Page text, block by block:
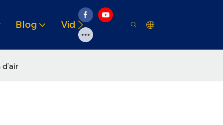
Blog Vidéo Solutions
d'air